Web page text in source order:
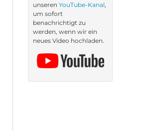
unseren YouTube-Kanal,
um sofort
benachrichtigt zu
werden, wenn wir ein
neues Video hochladen.